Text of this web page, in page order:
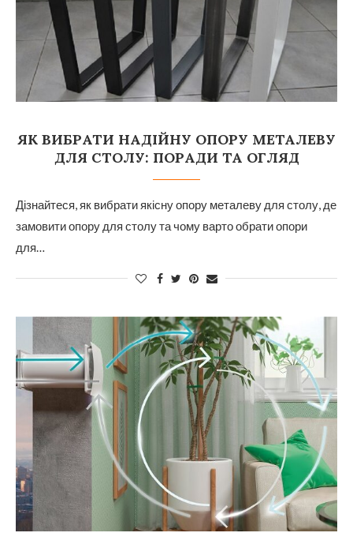
ЯК ВИБРАТИ НАДІЙНУ ОПОРУ МЕТАЛЕВУ
ДЛЯ СТОЛУ: ПОРАДИ ТА ОГЛЯД
Дізнайтеся, як вибрати якісну опору металеву для столу, де
замовити опору для столу та чому варто обрати опори
для…